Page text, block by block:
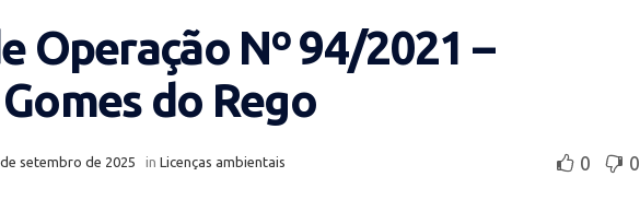
Operação Nº 94/2021 –
do Rego
setembro de 2025 in Licenças ambientais 0 0